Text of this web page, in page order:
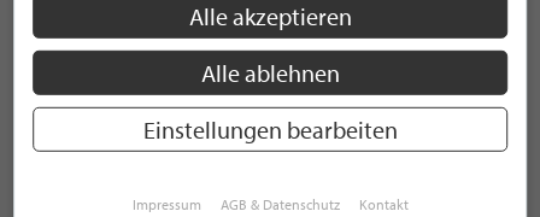
Twitter
Unternehmens­profil
Alle akzeptieren
Alle ablehnen
Einstellungen bearbeiten
Impressum AGB & Datenschutz Kontakt